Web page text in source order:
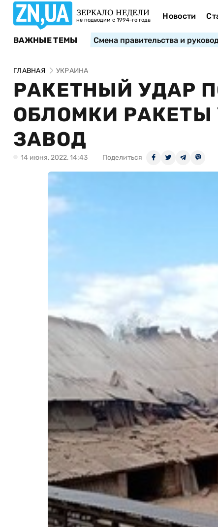
ЗЕРКАЛО НЕДЕЛИ
не подводим с 1994-го года Новости
ВАЖНЫЕ ТЕМЫ Смена правительства и
ГЛАВНАЯ УКРАИНА
РАКЕТНЫЙ УДАР
ОБЛОМКИ
ЗАВОД
14 июня, 2022, 14:43 Поделиться